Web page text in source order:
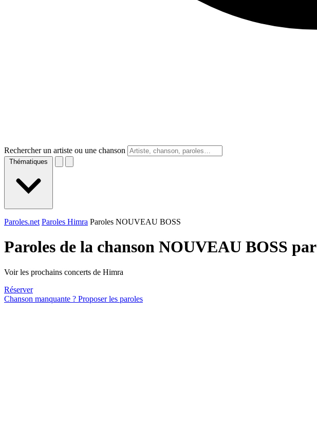
Rechercher un artiste ou une chanson
Thématiques
Paroles.net Paroles Himra Paroles NOUVEAU BOSS
Paroles de la chanson NOUVEAU BOSS par
Voir les prochains concerts de Himra
Réserver
Chanson manquante ? Proposer les paroles